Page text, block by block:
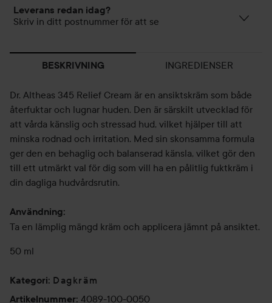
Leverans redan idag?
Skriv in ditt postnummer för att se
BESKRIVNING INGREDIENSER
Dr. Altheas 345 Relief Cream är en ansiktskräm som både
återfuktar och lugnar huden. Den är särskilt utvecklad för
att vårda känslig och stressad hud, vilket hjälper till att
minska rodnad och irritation. Med sin skonsamma formula
ger den en behaglig och balanserad känsla, vilket gör den
till ett utmärkt val för dig som vill ha en pålitlig fuktkräm i
din dagliga hudvårdsrutin.
Användning:
Ta en lämplig mängd kräm och applicera jämnt på ansiktet.
50 ml
Kategori: Dagkräm
Artikelnummer: 4089-100-0050